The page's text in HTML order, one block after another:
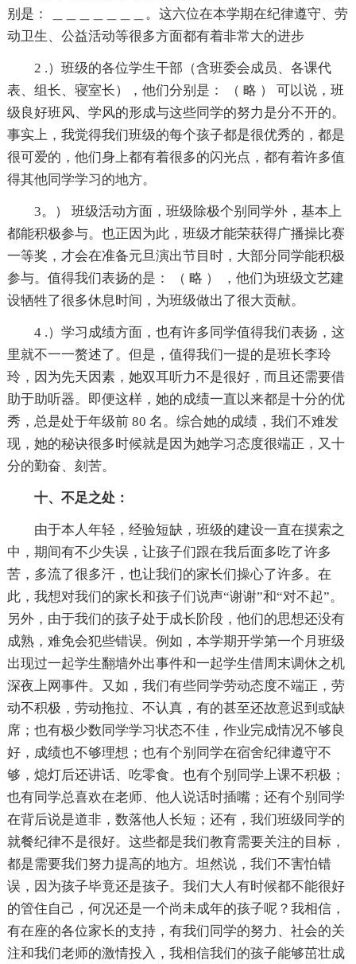
别是： ＿＿＿＿＿＿＿。这六位在本学期在纪律遵守、劳
动卫生、公益活动等很多方面都有着非常大的进步
2 .）班级的各位学生干部（含班委会成员、各课代
表、组长、寝室长），他们分别是： （ 略 ） 可以说，班
级良好班风、学风的形成与这些同学的努力是分不开的。
事实上，我觉得我们班级的每个孩子都是很优秀的，都是
很可爱的，他们身上都有着很多的闪光点，都有着许多值
得其他同学学习的地方。
3。） 班级活动方面，班级除极个别同学外，基本上
都能积极参与。也正因为此，班级才能荣获得广播操比赛
一等奖，才会在准备元旦演出节目时，大部分同学能积极
参与。值得我们表扬的是： （ 略 ） ，他们为班级文艺建
设牺牲了很多休息时间，为班级做出了很大贡献。
4 .）学习成绩方面，也有许多同学值得我们表扬，这
里就不一一赘述了。但是，值得我们一提的是班长李玲
玲，因为先天因素，她双耳听力不是很好，而且还需要借
助于助听器。即便这样，她的成绩一直以来都是十分的优
秀，总是处于年级前 80 名。综合她的成绩，我们不难发
现，她的秘诀很多时候就是因为她学习态度很端正，又十
分的勤奋、刻苦。
十、不足之处：
由于本人年轻，经验短缺，班级的建设一直在摸索之
中，期间有不少失误，让孩子们跟在我后面多吃了许多
苦，多流了很多汗，也让我们的家长们操心了许多。在
此，我想对我们的家长和孩子们说声“谢谢”和“对不起”。
另外，由于我们的孩子处于成长阶段，他们的思想还没有
成熟，难免会犯些错误。例如，本学期开学第一个月班级
出现过一起学生翻墙外出事件和一起学生借周末调休之机
深夜上网事件。又如，我们有些同学劳动态度不端正，劳
动不积极，劳动拖拉、不认真，有的甚至还故意迟到或缺
席；也有极少数同学学习状态不佳，作业完成情况不够良
好，成绩也不够理想；也有个别同学在宿舍纪律遵守不
够，熄灯后还讲话、吃零食。也有个别同学上课不积极；
也有同学总喜欢在老师、他人说话时插嘴；还有个别同学
在背后说是道非，数落他人长短；还有，我们班级同学的
就餐纪律不是很好。这些都是我们教育需要关注的目标，
都是需要我们努力提高的地方。坦然说，我们不害怕错
误，因为孩子毕竟还是孩子。我们大人有时候都不能很好
的管住自己，何况还是一个尚未成年的孩子呢？我相信，
有在座的各位家长的支持，有我们同学的努力、社会的关
注和我们老师的激情投入，我相信我们的孩子能够茁壮成